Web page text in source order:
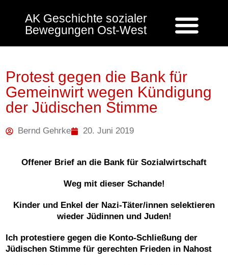
AK Geschichte sozialer
Bewegungen Ost-West
Protest gegen die Bank für
Gemeinwirt wegen Kündigung
der Jüdischen Stimme
Bernd Gehrke 20. Juni 2019
Offener Brief an die Bank für Sozialwirtschaft
Weg mit dieser Schande!
Kinder und Enkel der Nazi-Täter/innen selektieren
wieder Jüdinnen und Juden!
Ich protestiere gegen die Konto-Schließung der
Jüdischen Stimme für gerechten Frieden in Nahost